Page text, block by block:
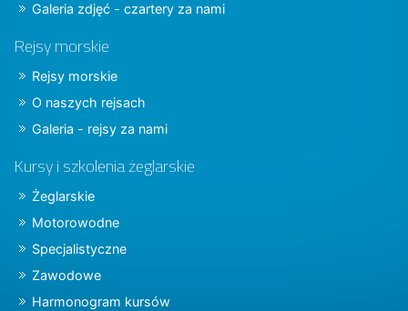
Galeria zdjęć - czartery za nami
Rejsy morskie
Rejsy morskie
O naszych rejsach
Galeria - rejsy za nami
Kursy i szkolenia żeglarskie
Żeglarskie
Motorowodne
Specjalistyczne
Zawodowe
Harmonogram kursów